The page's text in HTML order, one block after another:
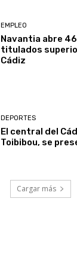
EMPLEO
Navantia abre
titulados
Cádiz
DEPORTES
El central del
Toibibou, se
Cargar más